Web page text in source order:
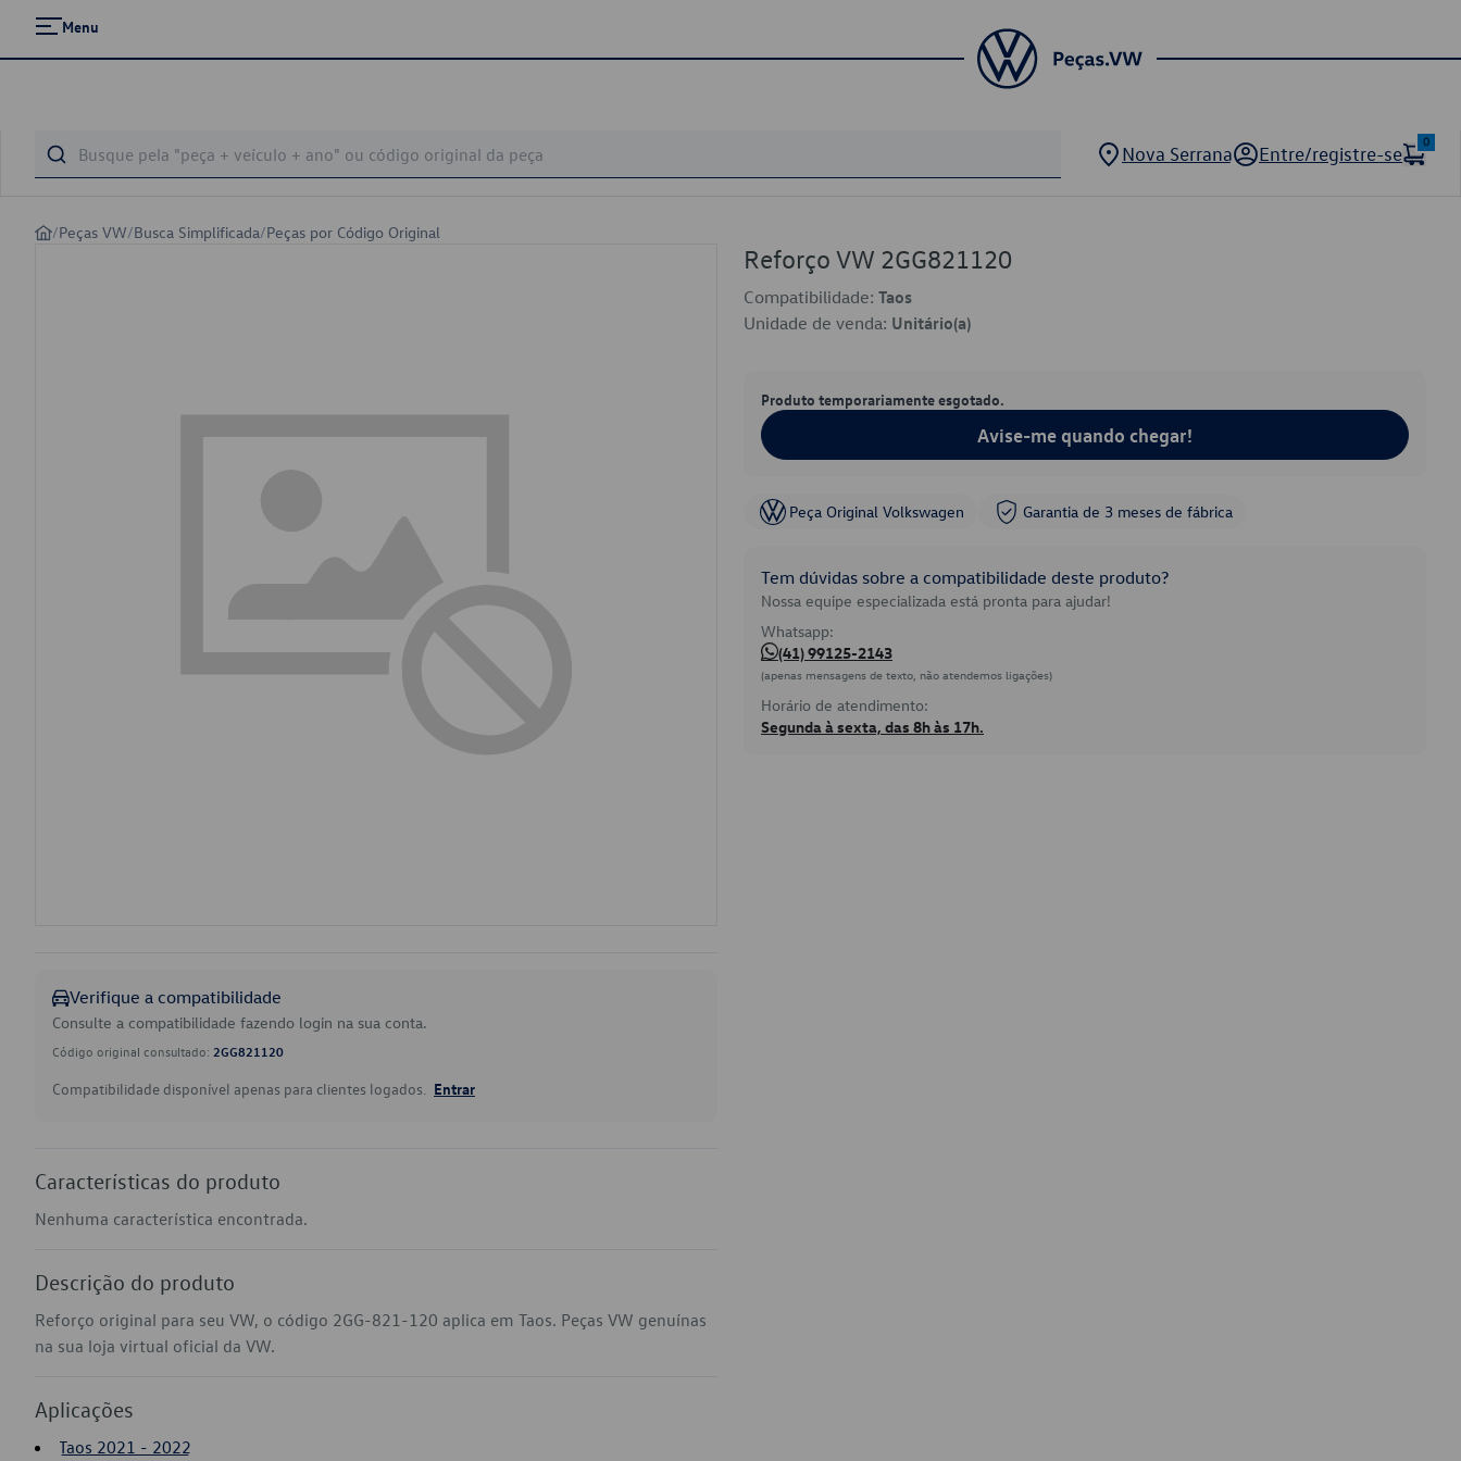
Menu
Nova Serrana Entre/registre-se
0
/Peças VW/Busca Simplificada/Peças por Código Original
Verifique a compatibilidade
Consulte a compatibilidade fazendo login na sua conta.
Código original consultado: 2GG821120
Compatibilidade disponível apenas para clientes logados. Entrar
Características do produto
Nenhuma característica encontrada.
Descrição do produto
Reforço original para seu VW, o código 2GG-821-120 aplica em Taos. Peças VW genuínas
na sua loja virtual oficial da VW.
Aplicações
Taos 2021 - 2022
Reforço VW 2GG821120
Compatibilidade: Taos
Unidade de venda: Unitário(a)
Produto temporariamente esgotado.
Avise-me quando chegar!
Peça Original Volkswagen Garantia de 3 meses de fábrica
Tem dúvidas sobre a compatibilidade deste produto?
Nossa equipe especializada está pronta para ajudar!
Whatsapp:
(41) 99125-2143
(apenas mensagens de texto, não atendemos ligações)
Horário de atendimento:
Segunda à sexta, das 8h às 17h.